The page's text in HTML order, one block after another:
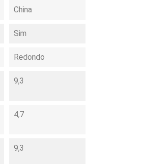
China
Sim
Redondo
9,3
4,7
9,3